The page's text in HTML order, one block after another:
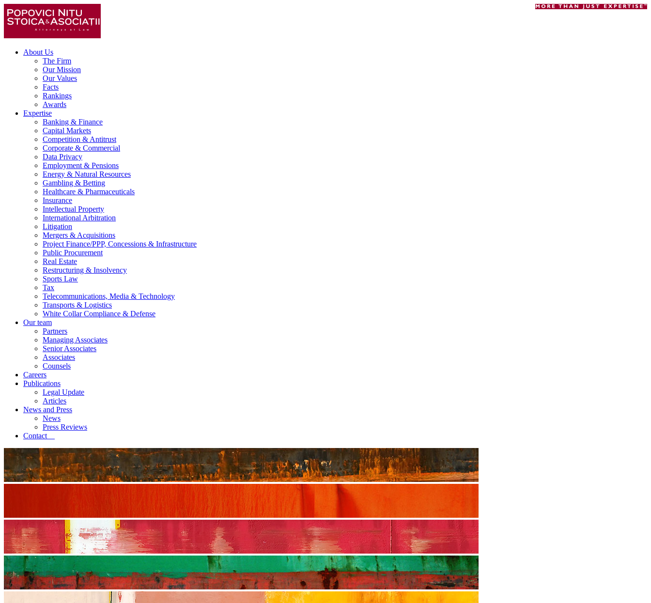
About Us
The Firm
Our Mission
Our Values
Facts
Rankings
Awards
Expertise
Banking & Finance
Capital Markets
Competition & Antitrust
Corporate & Commercial
Data Privacy
Employment & Pensions
Energy & Natural Resources
Gambling & Betting
Healthcare & Pharmaceuticals
Insurance
Intellectual Property
International Arbitration
Litigation
Mergers & Acquisitions
Project Finance/PPP, Concessions & Infrastructure
Public Procurement
Real Estate
Restructuring & Insolvency
Sports Law
Tax
Telecommunications, Media & Technology
Transports & Logistics
White Collar Compliance & Defense
Our team
Partners
Managing Associates
Senior Associates
Associates
Counsels
Careers
Publications
Legal Update
Articles
News and Press
News
Press Reviews
Contact